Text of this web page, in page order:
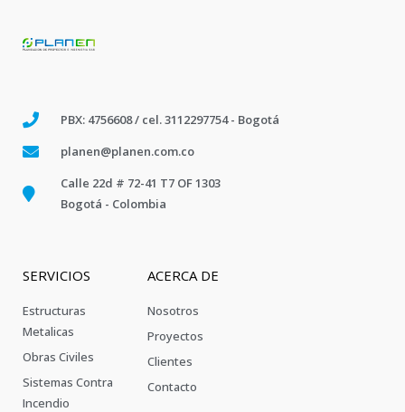
PBX: 4756608 / cel. 3112297754 - Bogotá
planen@planen.com.co
Calle 22d # 72-41 T7 OF 1303
Bogotá - Colombia
SERVICIOS
Estructuras
Metalicas
Obras Civiles
Sistemas Contra
Incendio
ACERCA DE
Nosotros
Proyectos
Clientes
Contacto